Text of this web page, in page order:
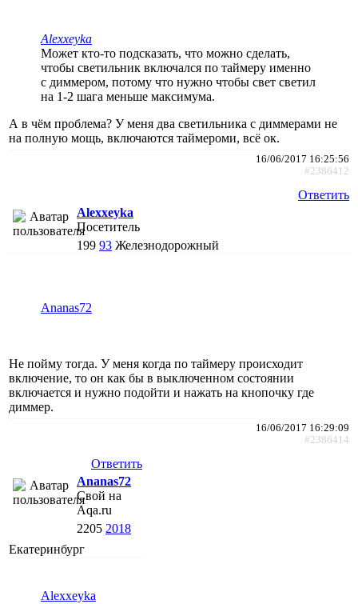
Alexxeyka
Может кто-то подсказать, что можно сделать,
чтобы светильник включался по таймеру именно
с диммером, потому что нужно чтобы свет светил
на 1-2 шага меньше максимума.
А в чём проблема? У меня два светильника с диммерами не
на полную мощь, включаются таймероми, всё ок.
16/06/2017 16:25:56
#2386412
Ответить
Alexxeyka
Посетитель
199 93 Железнодорожный
Ananas72
Не пойму тогда. У меня когда по таймеру происходит
включение, то он как бы в выключенном состоянии
включается и нужно подойти и нажать на кнопочку где
диммер.
16/06/2017 16:29:09
#2386414
Ответить
Ananas72
Свой на
Aqa.ru
2205 2018
Екатеринбург
Alexxeyka